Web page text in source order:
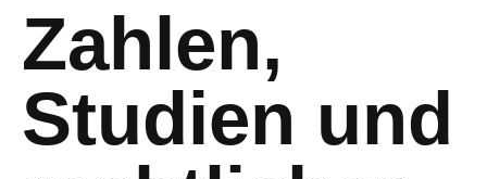
Zahlen,
Studien und